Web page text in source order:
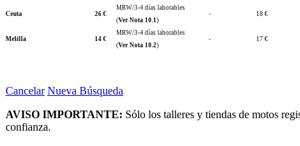
Ceuta 26 €
MRW/3-4 días laborables
(Ver Nota 10.1 )
- 18 €
Melilla 14 €
MRW/3-4 días laborables
(Ver Nota 10.2)
- 17 €
Cancelar Nueva Búsqueda
AVISO IMPORTANTE: Sólo los talleres y tiendas de motos
confianza.